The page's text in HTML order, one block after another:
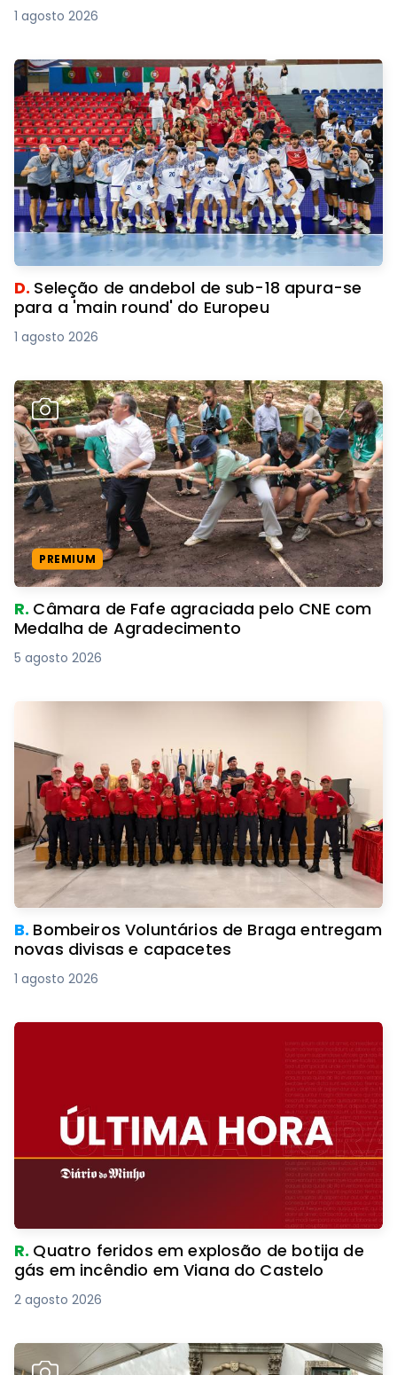
1 agosto 2026
D. Seleção de andebol de sub-18 apura-se
para a 'main round' do Europeu
1 agosto 2026
PREMIUM
R. Câmara de Fafe agraciada pelo CNE com
Medalha de Agradecimento
5 agosto 2026
B. Bombeiros Voluntários de Braga entregam
novas divisas e capacetes
1 agosto 2026
R. Quatro feridos em explosão de botija de
gás em incêndio em Viana do Castelo
2 agosto 2026